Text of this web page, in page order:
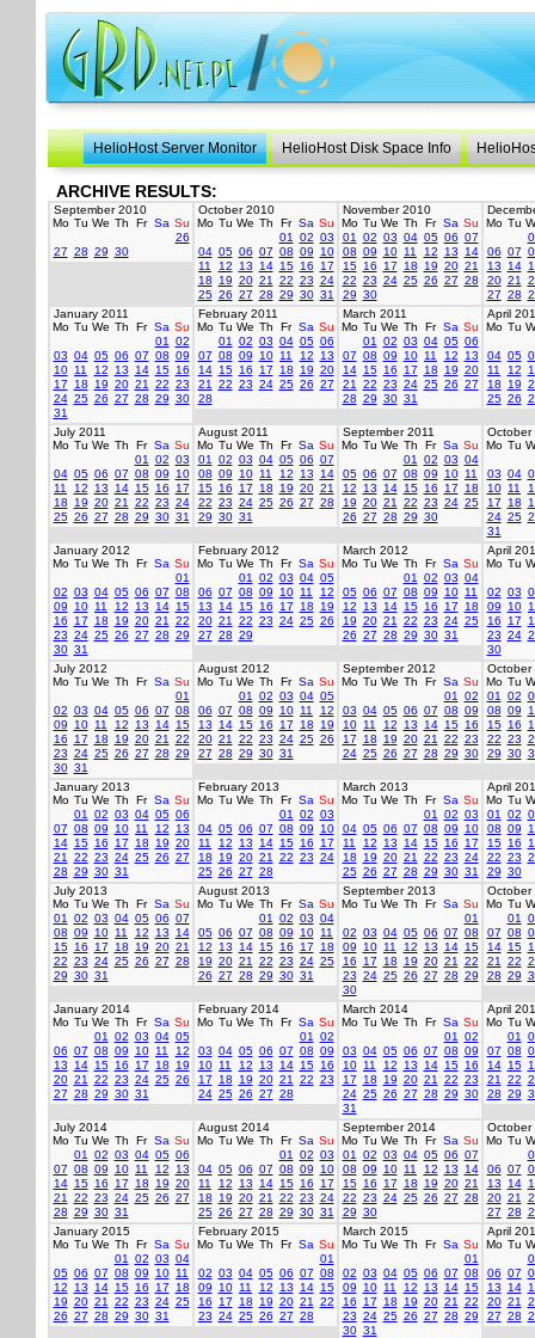
HelioHost Server Monitor HelioHost Disk Space Info
ARCHIVE RESULTS:
September 2010
Mo Tu We Th Fr Sa Su
26
27 28 29 30
October 2010
Mo Tu We Th Fr Sa Su
01
02 03
04 05 06 07 08 09
10
11
12 13 14 15 16
17
18
19 20 21 22 23 24
25 26 27 28 29 30 31
November 2010
Mo Tu We Th Fr Sa Su
01
02 03 04 05 06 07
08 09 10 11 12 13
14
15 16 17 18 19 20 21
22 23 24 25 26 27 28
29 30
Mo Tu
06 07
13
14
20 21
27 28
January 2011
Mo Tu We Th Fr Sa Su
01
02
03 04 05 06 07 08 09
10 11 12 13 14 15 16
17
18 19 20 21 22 23
24 25 26 27 28 29 30
31
February 2011
Mo Tu We Th Fr Sa Su
01
02 03 04 05 06
07 08 09 10 11 12
13
14 15 16 17 18 19 20
21
22 23 24 25 26 27
28
March 2011
Mo Tu We Th Fr Sa Su
01
02 03 04 05 06
07 08 09 10 11 12
13
14 15 16 17 18 19 20
21
22 23 24 25 26 27
28 29 30 31
April
Mo Tu
04 05
11
12
18
19
25 26
July 2011
Mo Tu We Th Fr Sa Su
01
02 03
04 05 06 07 08 09
10
11
12 13 14 15 16
17
18
19 20 21 22 23 24
25 26 27 28 29 30 31
August 2011
Mo Tu We Th Fr Sa Su
01
02 03 04 05 06 07
08 09 10 11 12 13
14
15 16 17 18 19 20 21
22 23 24 25 26 27 28
29 30 31
September 2011
Mo Tu We Th Fr Sa Su
01
02 03 04
05 06 07 08 09 10 11
12
13 14 15 16 17
18
19 20 21 22 23 24 25
26 27 28 29 30
October
Mo Tu
03 04
10 11
17
18
24 25
31
January 2012
Mo Tu We Th Fr Sa Su
01
02 03 04 05 06 07 08
09
10 11 12 13 14 15
16
17 18 19 20 21
22
23 24 25 26 27 28 29
30 31
February 2012
Mo Tu We Th Fr Sa Su
01
02 03 04 05
06 07 08 09 10 11
12
13
14 15 16 17 18
19
20 21 22 23 24 25 26
27 28 29
March 2012
Mo Tu We Th Fr Sa Su
01
02 03 04
05 06 07 08 09 10 11
12
13 14 15 16 17
18
19 20 21 22 23 24 25
26 27 28 29 30 31
April
Mo Tu
02 03
09
10
16
17
23 24
30
July 2012
Mo Tu We Th Fr Sa Su
01
02 03 04 05 06 07 08
09
10 11 12 13 14 15
16
17 18 19 20 21
22
23 24 25 26 27 28 29
30 31
August 2012
Mo Tu We Th Fr Sa Su
01
02 03 04 05
06 07 08 09 10 11
12
13
14 15 16 17 18
19
20 21 22 23 24 25 26
27 28 29 30 31
September 2012
Mo Tu We Th Fr Sa Su
01
02
03 04 05 06 07 08 09
10 11 12 13 14 15 16
17
18 19 20 21 22 23
24 25 26 27 28 29 30
October
Mo Tu
01
02
08 09
15 16
22 23
29 30
January 2013
Mo Tu We Th Fr Sa Su
01
02 03 04 05 06
07 08 09 10 11 12
13
14 15 16 17 18 19 20
21
22 23 24 25 26 27
28 29 30 31
February 2013
Mo Tu We Th Fr Sa Su
01
02 03
04 05 06 07 08 09
10
11
12 13 14 15 16
17
18
19 20 21 22 23 24
25 26 27 28
March 2013
Mo Tu We Th Fr Sa Su
01
02 03
04 05 06 07 08 09
10
11
12 13 14 15 16
17
18
19 20 21 22 23 24
25 26 27 28 29 30 31
April
Mo Tu
01
02
08 09
15 16
22 23
29 30
July 2013
Mo Tu We Th Fr Sa Su
01
02 03 04 05 06 07
08 09 10 11 12 13
14
15 16 17 18 19 20 21
22 23 24 25 26 27 28
29 30 31
August 2013
Mo Tu We Th Fr Sa Su
01
02 03 04
05 06 07 08 09 10 11
12
13 14 15 16 17
18
19 20 21 22 23 24 25
26 27 28 29 30 31
September 2013
Mo Tu We Th Fr Sa Su
01
02 03 04 05 06 07 08
09
10 11 12 13 14 15
16
17 18 19 20 21
22
23 24 25 26 27 28 29
30
October
Mo Tu
01
07 08
14 15
21
22
28 29
January 2014
Mo Tu We Th Fr Sa Su
01
02 03 04 05
06 07 08 09 10 11
12
13
14 15 16 17 18
19
20 21 22 23 24 25 26
27 28 29 30 31
February 2014
Mo Tu We Th Fr Sa Su
01
02
03 04 05 06 07 08 09
10 11 12 13 14 15 16
17
18 19 20 21 22 23
24 25 26 27 28
March 2014
Mo Tu We Th Fr Sa Su
01
02
03 04 05 06 07 08 09
10 11 12 13 14 15 16
17
18 19 20 21 22 23
24 25 26 27 28 29 30
31
April
Mo Tu
01
07 08
14 15
21
22
28 29
July 2014
Mo Tu We Th Fr Sa Su
01
02 03 04 05 06
07 08 09 10 11 12
13
14 15 16 17 18 19 20
21
22 23 24 25 26 27
28 29 30 31
August 2014
Mo Tu We Th Fr Sa Su
01
02 03
04 05 06 07 08 09
10
11
12 13 14 15 16
17
18
19 20 21 22 23 24
25 26 27 28 29 30 31
September 2014
Mo Tu We Th Fr Sa Su
01
02 03 04 05 06 07
08 09 10 11 12 13
14
15 16 17 18 19 20 21
22 23 24 25 26 27 28
29 30
October
Mo Tu
06 07
13
14
20 21
27 28
January 2015
Mo Tu We Th Fr Sa Su
01
02 03 04
05 06 07 08 09 10 11
12
13 14 15 16 17
18
19 20 21 22 23 24 25
26 27 28 29 30 31
February 2015
Mo Tu We Th Fr Sa Su
01
02 03 04 05 06 07 08
09
10 11 12 13 14 15
16
17 18 19 20 21
22
23 24 25 26 27 28
March 2015
Mo Tu We Th Fr Sa Su
01
02 03 04 05 06 07 08
09
10 11 12 13 14 15
16
17 18 19 20 21
22
23 24 25 26 27 28 29
30 31
April
Mo Tu
06 07
13
14
20 21
27 28